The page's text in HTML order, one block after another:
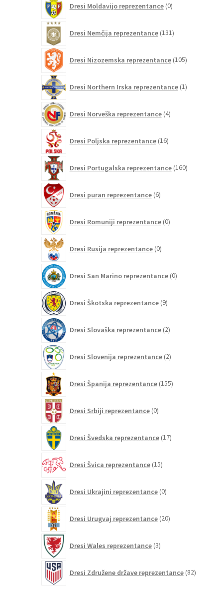
Dresi Moldavijo reprezentance 0izdelkov
Dresi Nemčija reprezentance 131izdelkov
Dresi Nizozemska reprezentance 105izdelkov
Dresi Northern Irska reprezentance 1izdelek
Dresi Norveška reprezentance 4izdelki
Dresi Poljska reprezentance 16izdelkov
Dresi Portugalska reprezentance 160izdelkov
Dresi puran reprezentance 6izdelkov
Dresi Romuniji reprezentance 0izdelkov
Dresi Rusija reprezentance 0izdelkov
Dresi San Marino reprezentance 0izdelkov
Dresi Škotska reprezentance 9izdelkov
Dresi Slovaška reprezentance 2izdelka
Dresi Slovenija reprezentance 2izdelka
Dresi Španija reprezentance 155izdelkov
Dresi Srbiji reprezentance 0izdelkov
Dresi Švedska reprezentance 17izdelkov
Dresi Švica reprezentance 15izdelkov
Dresi Ukrajini reprezentance 0izdelkov
Dresi Urugvaj reprezentance 20izdelkov
Dresi Wales reprezentance 3izdelki
Dresi Združene države reprezentance 82izdelkov